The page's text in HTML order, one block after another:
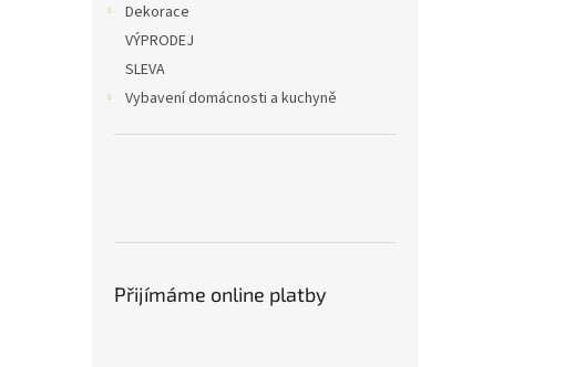
Dekorace
VÝPRODEJ
SLEVA
Vybavení domácnosti a kuchyně
Přijímáme online platby